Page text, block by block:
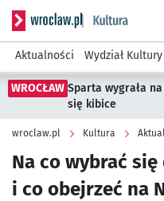
Serwis informacyjny
Aktualności Wydział Kultury
WROCŁAW Sparta wygrała
się kibice
wroclaw.pl Kultura
Na co wybrać
i co obejrzeć na